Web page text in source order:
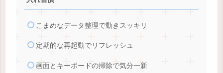
こまめなデータ整理で動きスッキリ
定期的な再起動でリフレッシュ
画面とキーボードの掃除で気分一新